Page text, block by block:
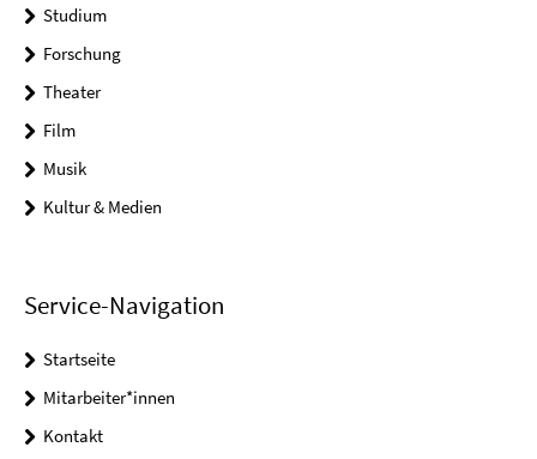
Studium
Forschung
Theater
Film
Musik
Kultur & Medien
Service-Navigation
Startseite
Mitarbeiter*innen
Kontakt